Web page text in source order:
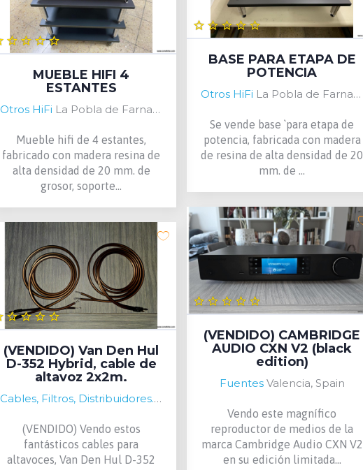
BASE PARA ETAPA DE
POTENCIA
Otros HiFi La Pobla de Farnals, Valencia, Spain
Se vende base `para etapa de
potencia, fabricada con madera
de resina de alta densidad de 20
mm. de ...
MUEBLE HIFI 4
ESTANTES
Otros HiFi La Pobla de Farnals, Valencia, Spain
Mueble hifi de 4 estantes,
fabricado con madera resina de
alta densidad de 20 mm. de
grosor, soporte...
(VENDIDO) CAMBRIDGE
AUDIO CXN V2 (black
edition)
Fuentes Valencia, Spain
Vendo este magnífico
reproductor de medios de la
marca Cambridge Audio CXN V2
en su edición limitada...
(VENDIDO) Van Den Hul
D-352 Hybrid, cable de
altavoz 2x2m.
Cables, Filtros, Distribuidores...
(VENDIDO) Vendo estos
fantásticos cables para
altavoces, Van Den Hul D-352
Valencia, Spain